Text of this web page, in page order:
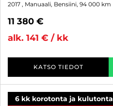
2017 , Manuaali, Bensiini, 94 000 km
11 380 €
alk. 141 € / kk
KATSO TIEDOT
6 kk korotonta ja kulutonta